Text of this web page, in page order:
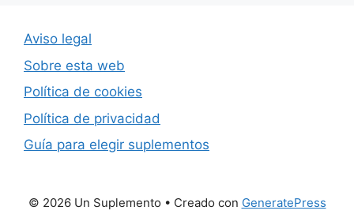
Aviso legal
Sobre esta web
Política de cookies
Política de privacidad
Guía para elegir suplementos
© 2026 Un Suplemento • Creado con GeneratePress